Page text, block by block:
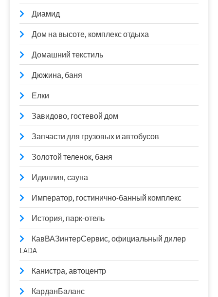
Диамид
Дом на высоте, комплекс отдыха
Домашний текстиль
Дюжина, баня
Елки
Завидово, гостевой дом
Запчасти для грузовых и автобусов
Золотой теленок, баня
Идиллия, сауна
Император, гостинично-банный комплекс
История, парк-отель
КавВАЗинтерСервис, официальный дилер
LADA
Канистра, автоцентр
КарданБаланс